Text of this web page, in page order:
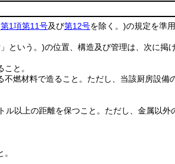
第1項第11号及び第12号を除く。)の規定を準用
という。)の位置、構造及び管理は、次に掲
と。
燃材料で造ること。 ただし、当該厨房設備
以上の距離を保つこと。 ただし、金属以外